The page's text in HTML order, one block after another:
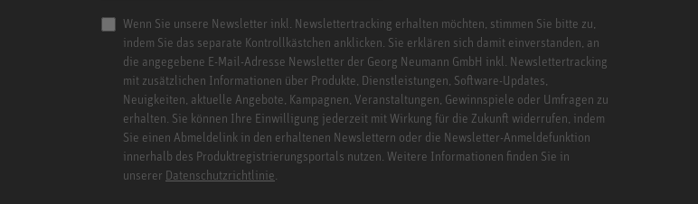
Wenn Sie unsere Newsletter inkl. Newslettertracking erhalten möchten, stimmen Sie bitte zu,
indem Sie das separate Kontrollkästchen anklicken. Sie erklären sich damit einverstanden, an
die angegebene E-Mail-Adresse Newsletter der Georg Neumann GmbH inkl. Newslettertracking
mit zusätzlichen Informationen über Produkte, Dienstleistungen, Software-Updates,
Neuigkeiten, aktuelle Angebote, Kampagnen, Veranstaltungen, Gewinnspiele oder Umfragen zu
erhalten. Sie können Ihre Einwilligung jederzeit mit Wirkung für die Zukunft widerrufen, indem
Sie einen Abmeldelink in den erhaltenen Newslettern oder die Newsletter-Anmeldefunktion
innerhalb des Produktregistrierungsportals nutzen. Weitere Informationen finden Sie in
unserer Datenschutzrichtlinie